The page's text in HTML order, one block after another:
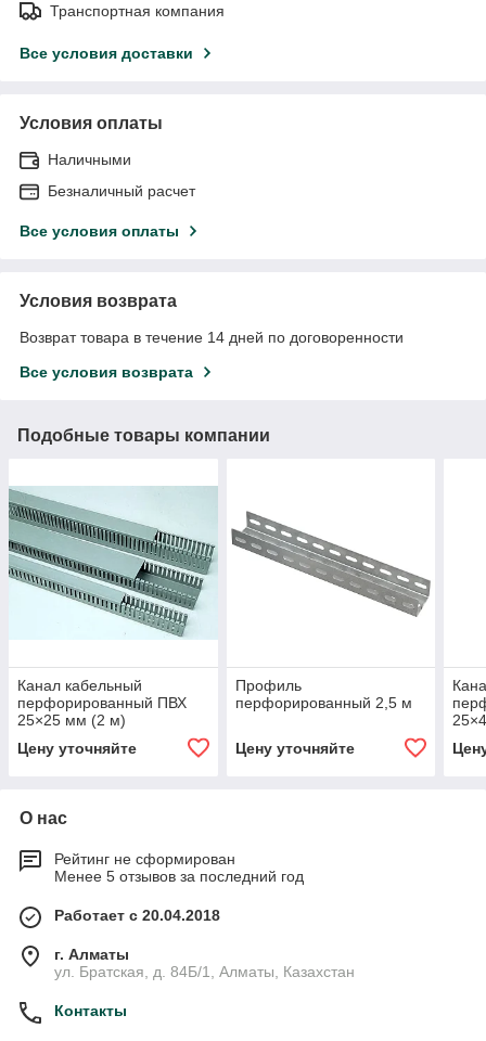
Транспортная компания
Все условия доставки
Условия оплаты
Наличными
Безналичный расчет
Все условия оплаты
Условия возврата
Возврат товара в течение 14 дней по договоренности
Все условия возврата
Подобные товары компании
Канал кабельный
перфорированный ПВХ
25×25 мм (2 м)
Цену уточняйте
Профиль
перфорированный 2,5 м
Цену уточняйте
О нас
Рейтинг не сформирован
Менее 5 отзывов за последний год
Работает с 20.04.2018
г. Алматы
ул. Братская, д. 84Б/1, Алматы, Казахстан
Контакты